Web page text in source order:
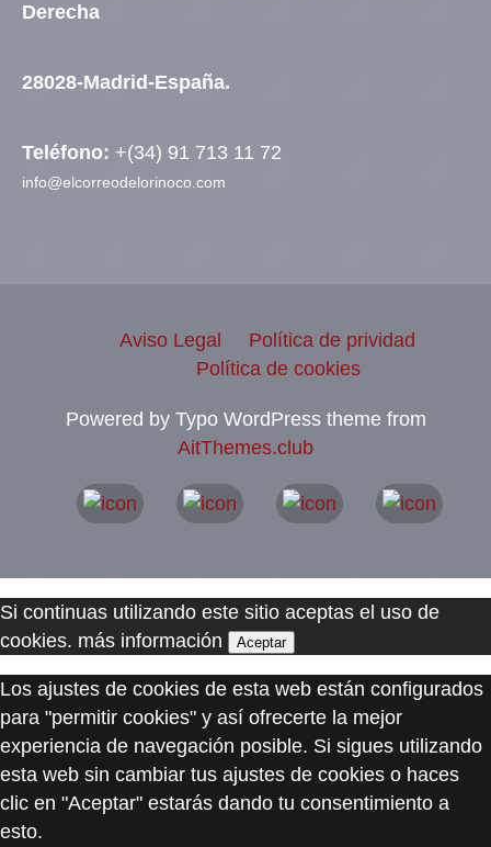
Derecha
28028-Madrid-España.
Teléfono: +(34) 91 713 11 72
info@elcorreodelorinoco.com
Aviso Legal
Política de prividad
Política de cookies
Powered by Typo WordPress theme from
AitThemes.club
Si continuas utilizando este sitio aceptas el uso de
cookies. más información Aceptar
Los ajustes de cookies de esta web están configurados
para "permitir cookies" y así ofrecerte la mejor
experiencia de navegación posible. Si sigues utilizando
esta web sin cambiar tus ajustes de cookies o haces
clic en "Aceptar" estarás dando tu consentimiento a
esto.